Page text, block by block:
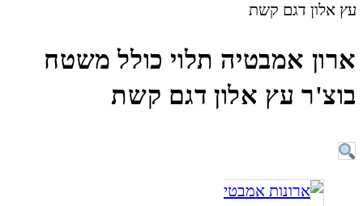
עץ אלון דגם קשת
ארון אמבטיה תלוי כולל משטח
בוצ'ר עץ אלון דגם קשת